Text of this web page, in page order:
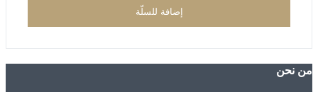
إضافة للسلّة
ﻣﻦ ﻧﺤﻦ